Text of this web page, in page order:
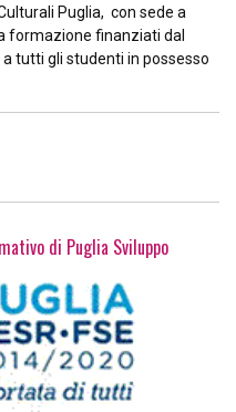
Puglia, con sede a
formazione finanziati dal
tutti gli studenti in possesso
di Puglia Sviluppo